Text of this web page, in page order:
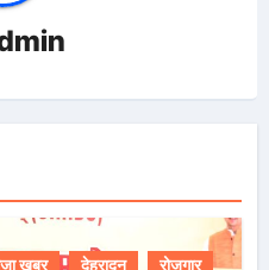
खबर देहरादून रोजगार